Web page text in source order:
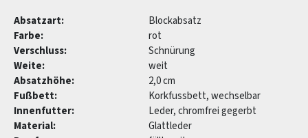
Absatzart:
Blockabsatz
Farbe:
rot
Verschluss:
Schnürung
Weite:
weit
Absatzhöhe:
2,0 cm
Fußbett:
Korkfussbett, wechselbar
Innenfutter:
Leder, chromfrei gegerbt
Material:
Glattleder